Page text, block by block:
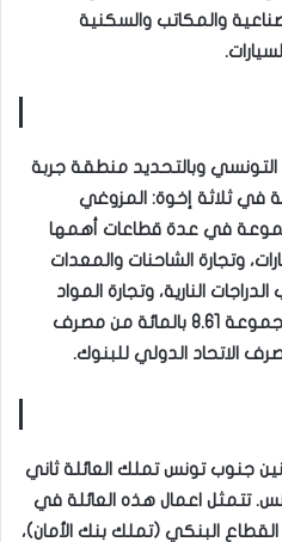
والمكاتب والسكنية
التونسي وبالتحديد منطقة جربة
في ثلاثة إخوة: المزوغي
في عدة قطاعات أهمها
وتجارة الشاحنات والمعدات
النارية، وتجارة المواد
الإعلامية والعقارات، وتملك المجموعة 8.61 بالمائة من مصرف
جنوب تونس تملك العائلة ثاني
تتمثل اعمال هذه العائلة في
البنكي (تملك بنك الأمان)،